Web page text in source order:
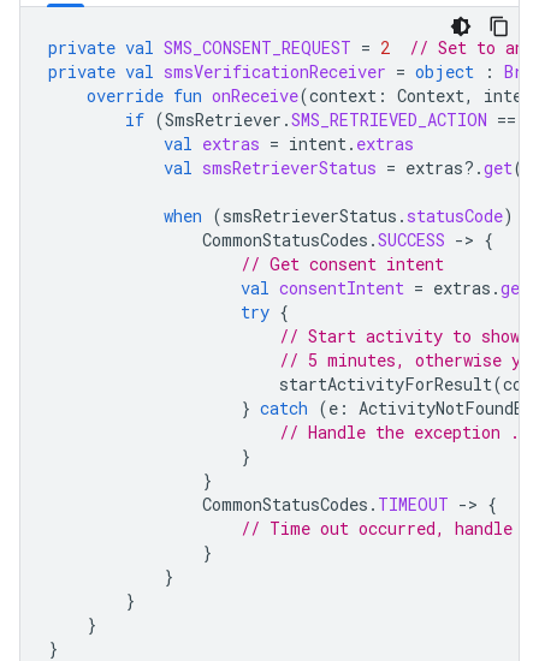
private val SMS_CONSENT_REQUEST = 2
// Set to an
private val smsVerificationReceiver = object :
override fun onReceive(context : Context,
if (SmsRetriever .SMS_RETRIEVED_ACTION ==
val extras = intent. extras
val smsRetrieverStatus = extras?.get(
when (smsRetrieverStatus . statusCode)
CommonStatusCodes .SUCCESS -> {
// Get consent intent
val consentIntent = extras .
try {
// Start activity to show
// 5 minutes, otherwise
startActivityForResult(
} catch (e :
// Handle the exception ...
}
}
CommonStatusCodes . TIMEOUT -> {
// Time out occurred, handle
}
}
}
}
}